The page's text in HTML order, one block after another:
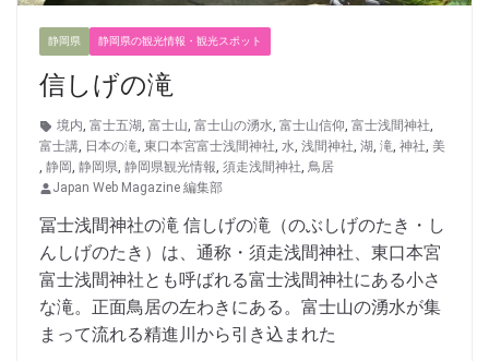
静岡県 静岡県の観光情報・観光スポット
信しげの滝
境内, 富士五湖, 富士山, 富士山の湧水, 富士山信仰, 富士浅間神社,
富士講, 日本の滝, 東口本宮富士浅間神社, 水, 浅間神社, 湖, 滝, 神社, 美
, 静岡, 静岡県, 静岡県観光情報, 須走浅間神社, 鳥居
Japan Web Magazine 編集部
冨士浅間神社の滝 信しげの滝（のぶしげのたき・し
んしげのたき）は、通称・須走浅間神社、東口本宮
富士浅間神社とも呼ばれる富士浅間神社にある小さ
な滝。正面鳥居の左わきにある。富士山の湧水が集
まって流れる精進川から引き込まれた